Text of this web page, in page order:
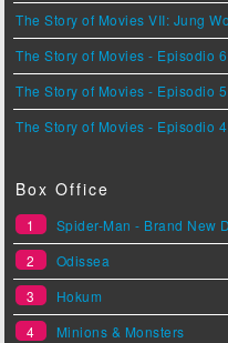
The Story of Movies VII: Jung
The Story of Movies - Episodio
The Story of Movies - Episodio
The Story of Movies - Episodio
Box Office
1
Spider-Man - Brand New
2
Odissea
3
Hokum
4
Minions & Monsters